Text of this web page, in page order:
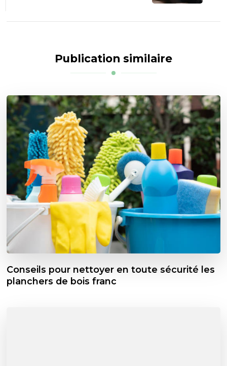
Publication similaire
Conseils pour nettoyer en toute sécurité les
planchers de bois franc